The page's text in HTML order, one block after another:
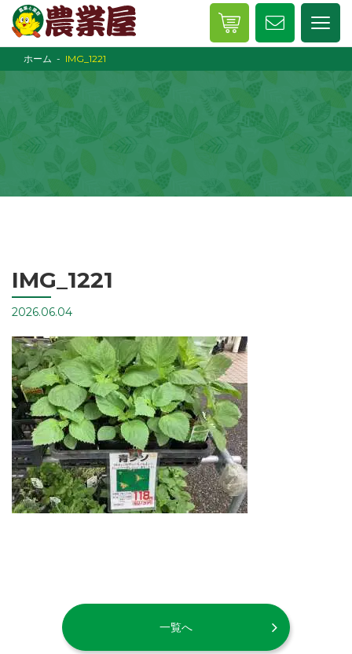
ホーム IMG_1221
IMG_1221
2026.06.04
一覧へ